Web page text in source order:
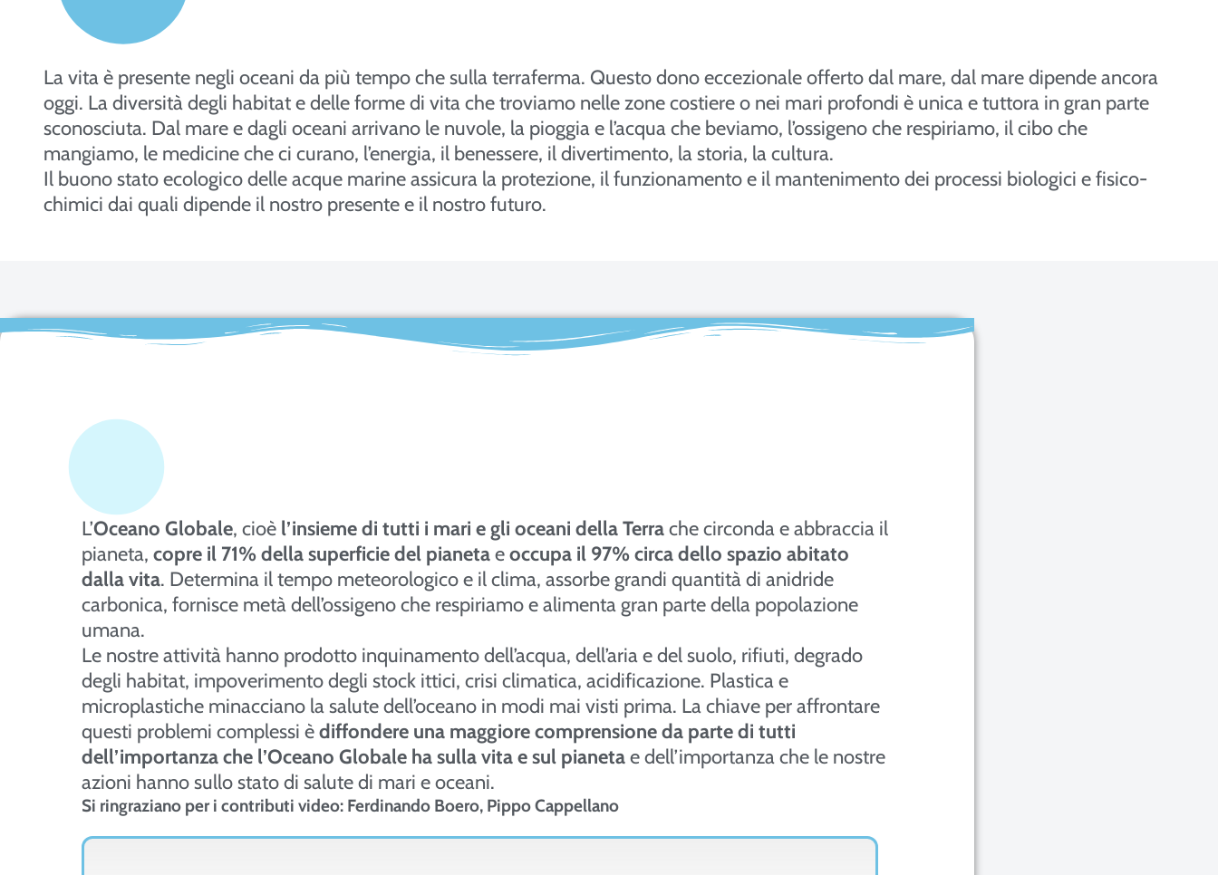
La vita è presente negli oceani da più tempo che sulla terraferma. Questo dono eccezionale offerto dal mare, dal mare dipende ancora
oggi. La diversità degli habitat e delle forme di vita che troviamo nelle zone costiere o nei mari profondi è unica e tuttora in gran parte
sconosciuta. Dal mare e dagli oceani arrivano le nuvole, la pioggia e l’acqua che beviamo, l’ossigeno che respiriamo, il cibo che
mangiamo, le medicine che ci curano, l’energia, il benessere, il divertimento, la storia, la cultura.
Il buono stato ecologico delle acque marine assicura la protezione, il funzionamento e il mantenimento dei processi biologici e fisico-
chimici dai quali dipende il nostro presente e il nostro futuro.
L’Oceano Globale, cioè l’insieme di tutti i mari e gli oceani della Terrache circonda e abbraccia il
pianeta, copre il 71% della superficie del pianetaeoccupa il 97% circa dello spazio abitato
dalla vita. Determina il tempo meteorologico e il clima, assorbe grandi quantità di anidride
carbonica, fornisce metà dell’ossigeno che respiriamo e alimenta gran parte della popolazione
umana.
Le nostre attività hanno prodotto inquinamento dell’acqua, dell’aria e del suolo, rifiuti, degrado
degli habitat, impoverimento degli stock ittici, crisi climatica, acidificazione. Plastica e
microplastiche minacciano la salute dell’oceano in modi mai visti prima. La chiave per affrontare
questi problemi complessi èdiffondere una maggiore comprensione da parte di tutti
dell’importanza che l’Oceano Globale ha sulla vita e sul pianetae dell’importanza che le nostre
azioni hanno sullo stato di salute di mari e oceani.
Si ringraziano per i contributi video: Ferdinando Boero, Pippo Cappellano